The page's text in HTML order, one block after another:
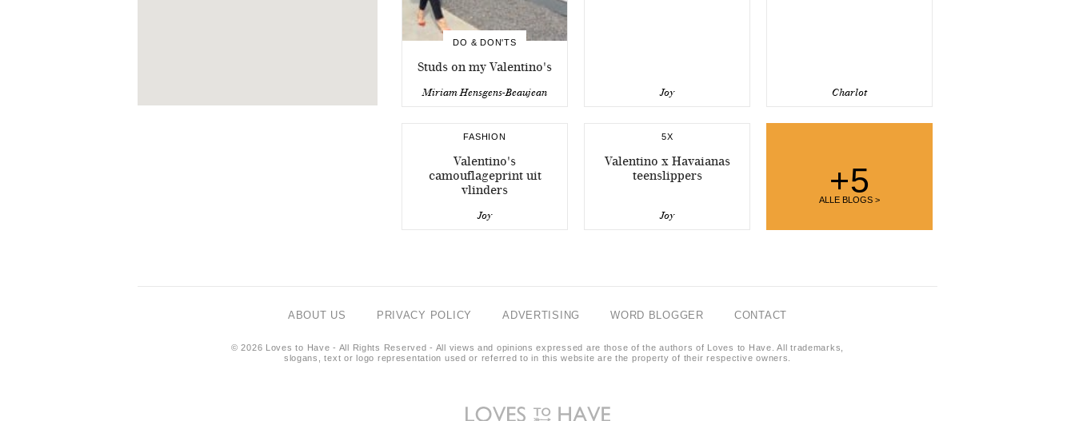
DO & DON'TS
Studs on my Valentino's
Miriam Hensgens-Beaujean Joy Charlot
FASHION
Valentino's
camouflageprint uit
vlinders
Joy
5X
Valentino x Havaianas
teenslippers
Joy
+5
ALLE BLOGS >
ABOUT US PRIVACY POLICY ADVERTISING WORD BLOGGER CONTACT
© 2026 Loves to Have - All Rights Reserved - All views and opinions expressed are those of the authors of Loves to Have. All trademarks,
slogans, text or logo representation used or referred to in this website are the property of their respective owners.